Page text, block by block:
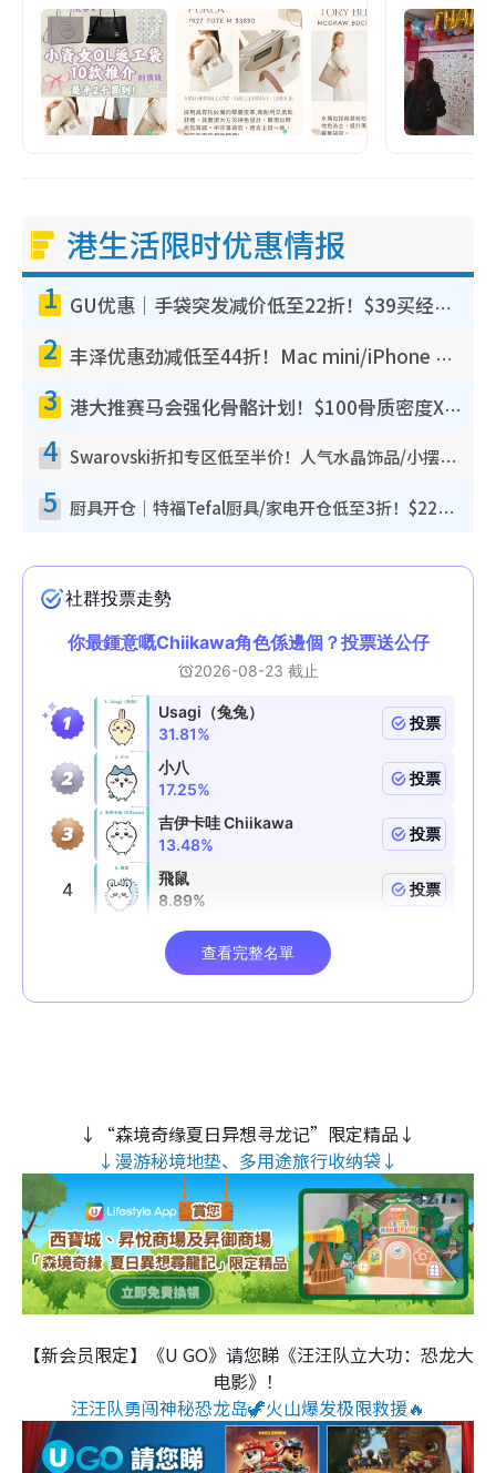
港生活限时优惠情报
1 GU优惠｜手袋突发减价低至22折！$39买经典波士顿包/饺子包！饰物同步减价$29起！
2 丰泽优惠劲减低至44折！Mac mini/iPhone 17 Pro大减价！厨房家电$220起
3 港大推赛马会强化骨骼计划！$100骨质密度X光检查 完成免费运动训练送超市礼券！附参加资格
4 Swarovski折扣专区低至半价！人气水晶饰品/小摆设$138起！迪士尼款/水晶高跟鞋都有优惠
5 厨具开仓｜特福Tefal厨具/家电开仓低至3折！$220起买平底锅/炒锅/汤锅！电饭煲/吸尘器/挂烫机$418起
↓“森境奇缘夏日异想寻龙记”限定精品↓
↓漫游秘境地垫、多用途旅行收纳袋↓
【新会员限定】《U GO》请您睇《汪汪队立大功：恐龙大
电影》！
汪汪队勇闯神秘恐龙岛🦖火山爆发极限救援🔥